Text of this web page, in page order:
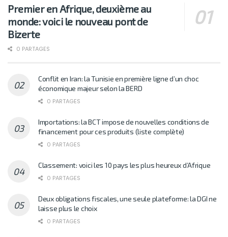
Premier en Afrique, deuxième au
monde: voici le nouveau pont de
Bizerte
0 PARTAGES
Conflit en Iran: la Tunisie en première ligne d’un choc
économique majeur selon la BERD
0 PARTAGES
Importations: la BCT impose de nouvelles conditions de
financement pour ces produits (liste complète)
0 PARTAGES
Classement: voici les 10 pays les plus heureux d’Afrique
0 PARTAGES
Deux obligations fiscales, une seule plateforme: la DGI ne
laisse plus le choix
0 PARTAGES